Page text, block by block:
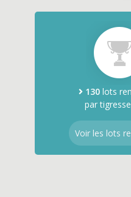
130 lots
par
Voir les lots